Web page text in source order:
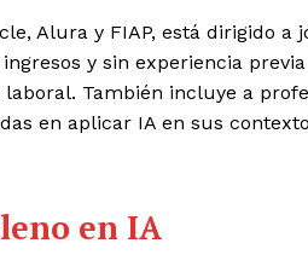
Alura y FIAP, está dirigido a
y sin experiencia
También incluye a
en aplicar IA en sus
en IA